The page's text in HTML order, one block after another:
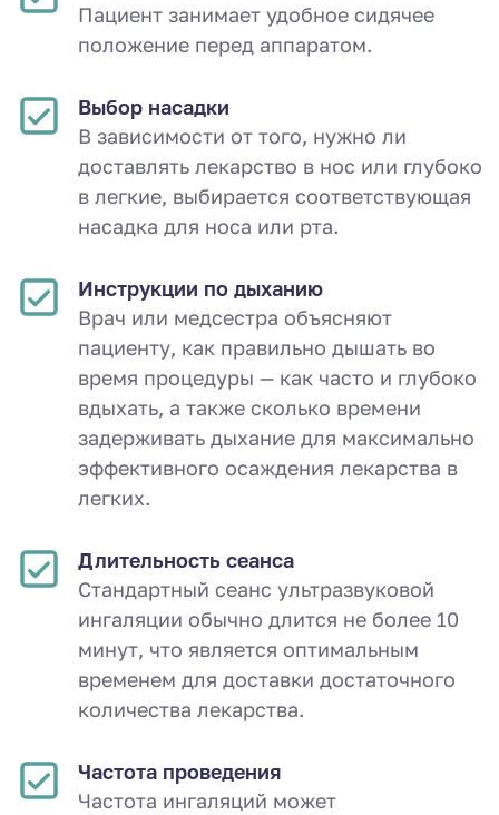
Пациент занимает удобное сидячее
положение перед аппаратом.
Выбор насадки
В зависимости от того, нужно ли
доставлять лекарство в нос или глубоко
в легкие, выбирается соответствующая
насадка для носа или рта.
Инструкции по дыханию
Врач или медсестра объясняют
пациенту, как правильно дышать во
время процедуры — как часто и глубоко
вдыхать, а также сколько времени
задерживать дыхание для максимально
эффективного осаждения лекарства в
легких.
Длительность сеанса
Стандартный сеанс ультразвуковой
ингаляции обычно длится не более 10
минут, что является оптимальным
временем для доставки достаточного
количества лекарства.
Частота проведения
Частота ингаляций может